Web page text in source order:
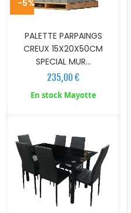
PALETTE PARPAINGS
CREUX 15X20X50CM
SPECIAL MUR...
235,00 €
En stock Mayotte
-5%